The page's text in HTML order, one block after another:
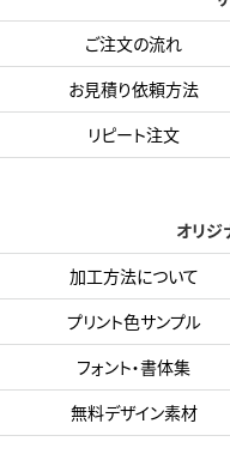
ご注文の流れ
お見積り依頼方法
リピート注文
オリジ
加工方法について
プリント色サンプル
フォント・書体集
無料デザイン素材